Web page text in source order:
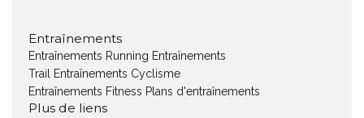
Entraînements
Entraînements Running Entraînements
Trail
Entraînements Cyclisme
Entraînements Fitness Plans d'entraînements
Plus de liens